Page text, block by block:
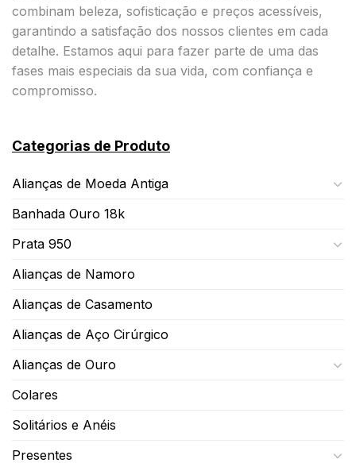
combinam beleza, sofisticação e preços acessíveis,
garantindo a satisfação dos nossos clientes em cada
detalhe. Estamos aqui para fazer parte de uma das
fases mais especiais da sua vida, com confiança e
compromisso.
Categorias de Produto
Alianças de Moeda Antiga
Banhada Ouro 18k
Prata 950
Alianças de Namoro
Alianças de Casamento
Alianças de Aço Cirúrgico
Alianças de Ouro
Colares
Solitários e Anéis
Presentes